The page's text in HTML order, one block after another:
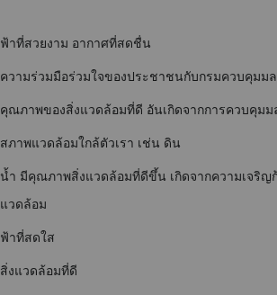
ฟ้าที่สวยงาม อากาศที่สดชื่น
ความร่วมมือร่วมใจของประชาชนกับกรมควบคุม
คุณภาพของสิ่งแวดล้อมที่ดี อันเกิดจากการควบคุม
สภาพแวดล้อมใกล้ตัวเรา เช่น ดิน
น้ำ มีคุณภาพสิ่งแวดล้อมที่ดีขึ้น เกิดจากความเจริ
แวดล้อม
ฟ้าที่สดใส
สิ่งแวดล้อมที่ดี